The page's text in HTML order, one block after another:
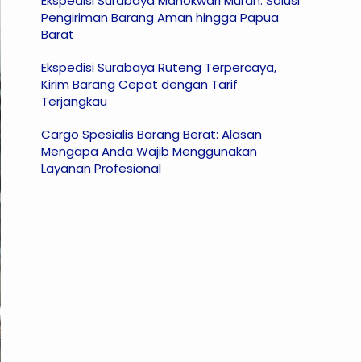
Pengiriman Barang Aman hingga Papua
Barat
Ekspedisi Surabaya Ruteng Terpercaya,
Kirim Barang Cepat dengan Tarif
Terjangkau
Cargo Spesialis Barang Berat: Alasan
Mengapa Anda Wajib Menggunakan
Layanan Profesional